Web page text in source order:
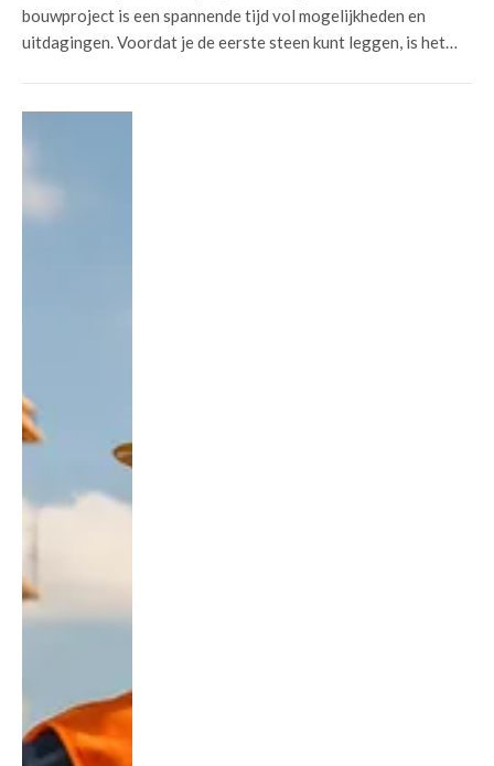
bouwproject is een spannende tijd vol mogelijkheden en
uitdagingen. Voordat je de eerste steen kunt leggen, is het…